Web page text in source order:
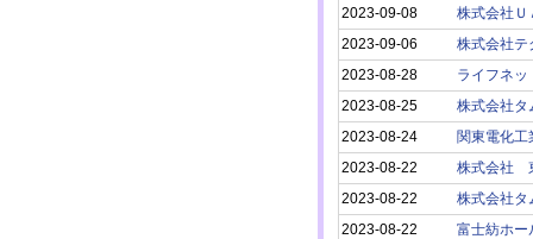
2023-09-08
株式会社Ｕ
2023-09-06
株式会社テ
2023-08-28
ライフネッ
2023-08-25
株式会社タ
2023-08-24
関東電化工
2023-08-22
株式会社
2023-08-22
株式会社タ
2023-08-22
富士紡ホー